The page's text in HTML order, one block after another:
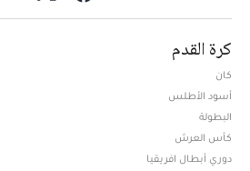
كرة القدم
كان
أسود الأطلس
البطولة
كأس العرش
دوري أبطال افريقيا